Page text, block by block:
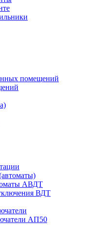
помещений
АВДТ
ВДТ
АП50